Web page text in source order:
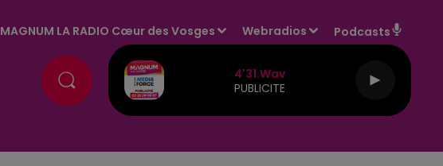
MAGNUM LA RADIO Cœur des Vosges Webradios Podcasts
4'31.wav
PUBLICITE